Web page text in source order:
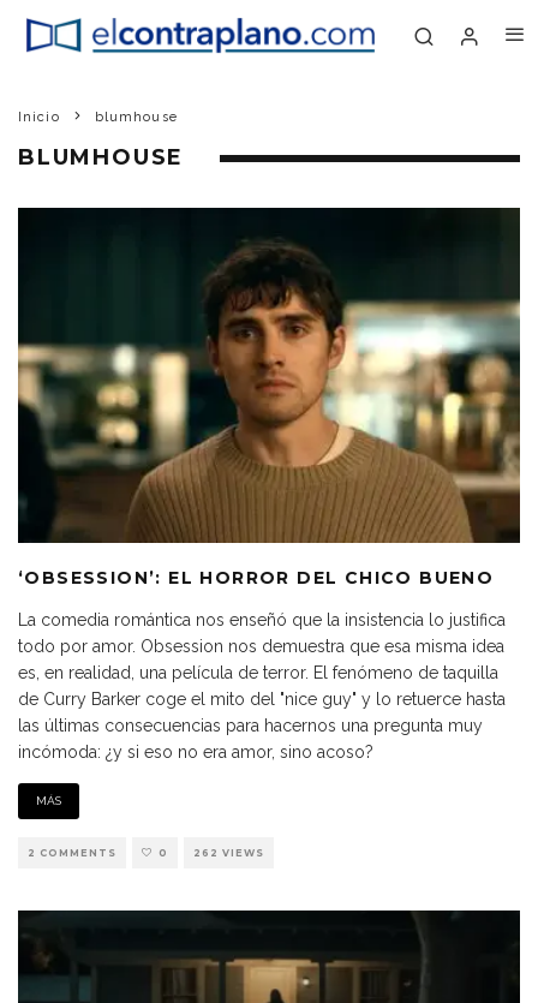
Inicio blumhouse
BLUMHOUSE
‘OBSESSION’: EL HORROR DEL CHICO BUENO
La comedia romántica nos enseñó que la insistencia lo justifica
todo por amor. Obsession nos demuestra que esa misma idea
es, en realidad, una película de terror. El fenómeno de taquilla
de Curry Barker coge el mito del "nice guy" y lo retuerce hasta
las últimas consecuencias para hacernos una pregunta muy
incómoda: ¿y si eso no era amor, sino acoso?
MÁS
2 COMMENTS 0 262 VIEWS